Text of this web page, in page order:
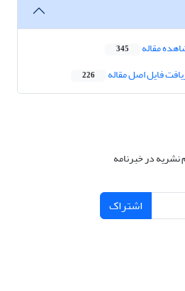
مقاله 345
فایل اصل مقاله 226
نشریه در خبرنامه
اشتراک